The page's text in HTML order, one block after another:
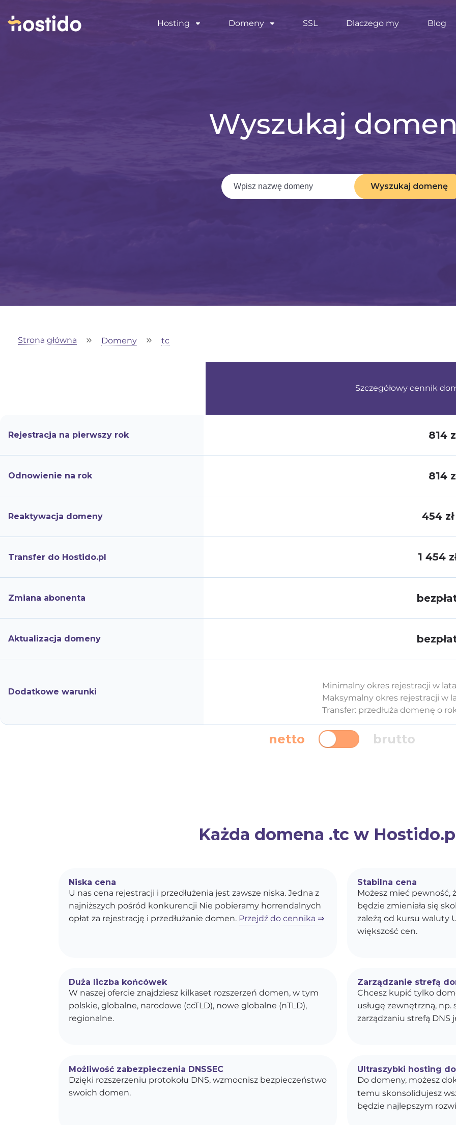
Hosting Domeny SSL Dlaczego my Blog
Wyszukaj
Wyszukaj domenę
Strona główna Domeny tc
Szczegółowy cennik
Rejestracja na pierwszy rok 814
Odnowienie na rok 814
Reaktywacja domeny 454 zł
Transfer do Hostido.pl 1 454
Zmiana abonenta
Aktualizacja domeny
Dodatkowe warunki
Minimalny okres rejestracji w
Maksymalny okres rejestracji w
Transfer: przedłuża domenę o
netto brutto
Każda domena .tc w
Niska cena
U nas cena rejestracji i przedłużenia jest zawsze niska. Jedna z
najniższych pośród konkurencji Nie pobieramy horrendalnych
opłat za rejestrację i przedłużanie domen. Przejdź do cennika ⇒
Stabilna cena
Możesz mieć pewność,
będzie zmieniała się
zależą od kursu waluty
większość cen.
Duża liczba końcówek
W naszej ofercie znajdziesz kilkaset rozszerzeń domen, w tym
polskie, globalne, narodowe (ccTLD), nowe globalne (nTLD),
regionalne.
Zarządzanie strefą
Chcesz kupić tylko
usługę zewnętrzną,
zarządzaniu strefą DNS
Możliwość zabezpieczenia DNSSEC
Dzięki rozszerzeniu protokołu DNS, wzmocnisz bezpieczeństwo
swoich domen.
Ultraszybki hosting
Do domeny, możesz
temu skonsolidujesz
będzie najlepszym